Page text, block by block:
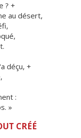
? +
au désert,
déçu, +
:
»
CRÉÉ